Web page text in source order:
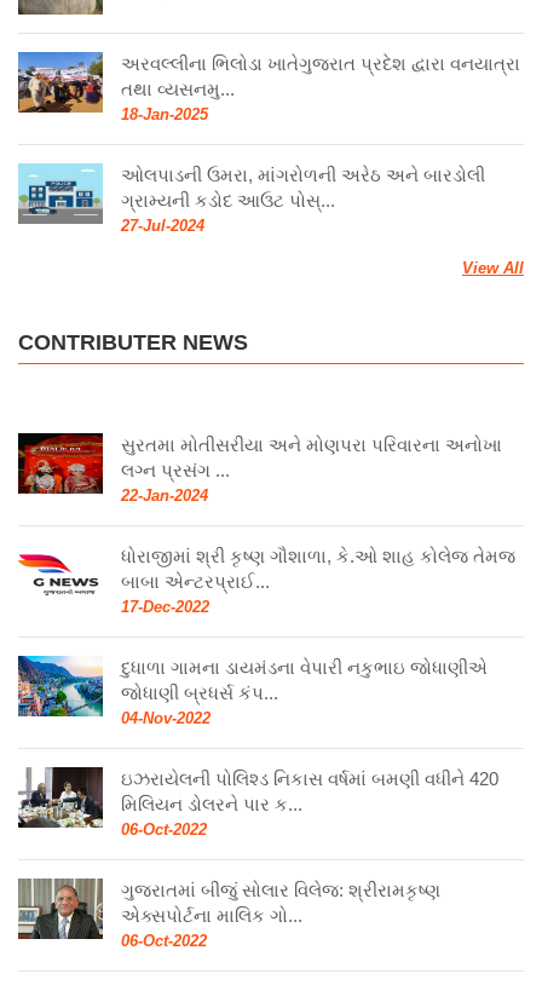
અરવલ્લીના ભિલોડા ખાતેગુજરાત પ્રદેશ દ્વારા વનયાત્રા
તથા વ્યસનમુ...
18-Jan-2025
ઓલપાડની ઉમરા, માંગરોળની અરેઠ અને બારડોલી
ગ્રામ્યની કડોદ આઉટ પોસ્...
27-Jul-2024
View All
CONTRIBUTER NEWS
સુરતમા મોતીસરીયા અને મોણપરા પરિવારના અનોખા
લગ્ન પ્રસંગ ...
22-Jan-2024
ધોરાજીમાં શ્રી કૃષ્ણ ગૌશાળા, કે.ઓ શાહ કોલેજ તેમજ
બાબા એન્ટરપ્રાઈ...
17-Dec-2022
દુધાળા ગામના ડાયમંડના વેપારી નકુભાઇ જોધાણીએ
જોધાણી બ્રધર્સ કંપ...
04-Nov-2022
ઇઝરાયેલની પોલિશ્ડ નિકાસ વર્ષમાં બમણી વધીને 420
મિલિયન ડોલરને પાર ક...
06-Oct-2022
ગુજરાતમાં બીજું સોલાર વિલેજ: શ્રીરામકૃષ્ણ
એક્સપોર્ટના માલિક ગો...
06-Oct-2022